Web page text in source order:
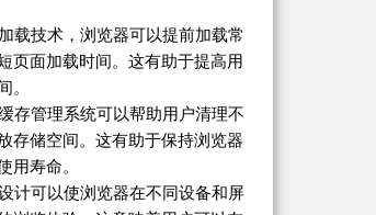
载技术，浏览器可以提前加载常
页面加载时间。这有助于提高用
。
存管理系统可以帮助用户清理不
存储空间。这有助于保持浏览器
用寿命。
计可以使浏览器在不同设备和屏